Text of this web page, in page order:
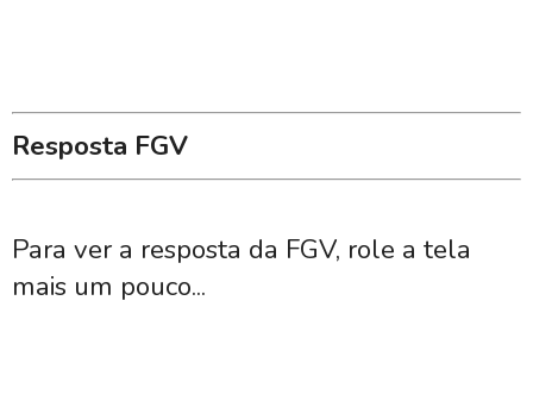
Resposta FGV
Para ver a resposta da FGV, role a tela
mais um pouco...